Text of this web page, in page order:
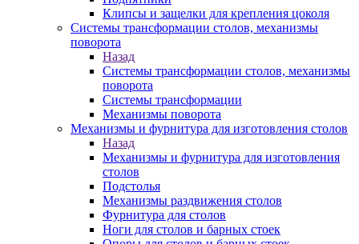
Клипсы и защелки для крепления цоколя
Системы трансформации столов, механизмы
поворота
Назад
Системы трансформации столов, механизмы
поворота
Системы трансформации
Механизмы поворота
Механизмы и фурнитура для изготовления столов
Назад
Механизмы и фурнитура для изготовления
столов
Подстолья
Механизмы раздвижения столов
Фурнитура для столов
Ноги для столов и барных стоек